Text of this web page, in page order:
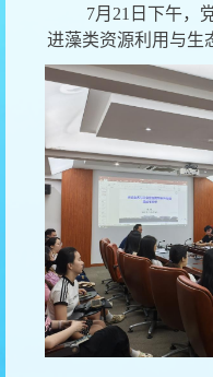
7月21日下午，
进藻类资源利用与生